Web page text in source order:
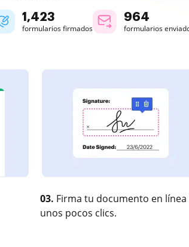
1,423
formularios firmados
964
formularios
03. Firma tu documento en línea
unos pocos clics.